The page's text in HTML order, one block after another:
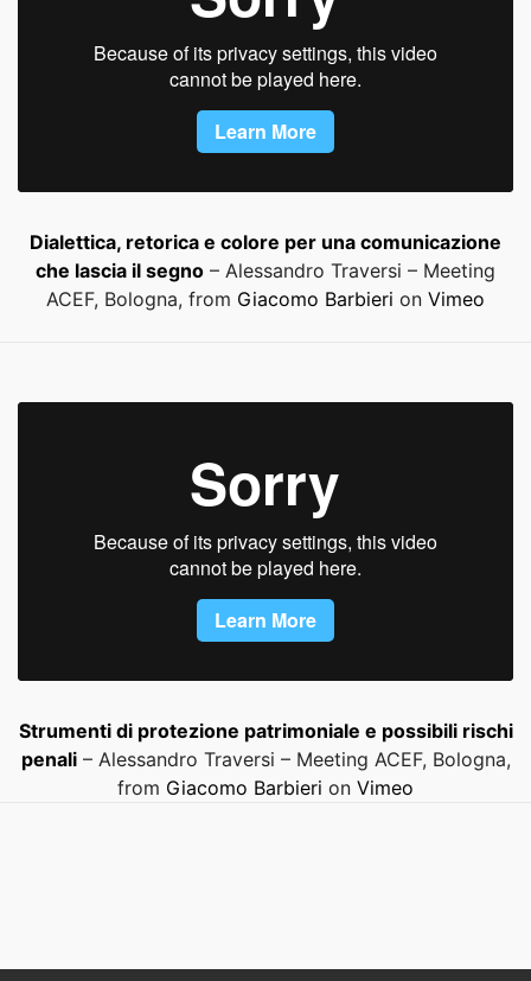
Dialettica, retorica e colore per una comunicazione
che lascia il segno – Alessandro Traversi – Meeting
ACEF, Bologna, from Giacomo Barbieri on Vimeo
Strumenti di protezione patrimoniale e possibili rischi
penali– Alessandro Traversi – Meeting ACEF, Bologna,
from Giacomo Barbieri on Vimeo